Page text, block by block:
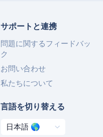
サポートと連携
問題に関するフィードバッ
ク
お問い合わせ
私たちについて
言語を切り替える